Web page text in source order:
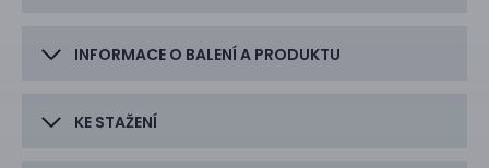
INFORMACE O BALENÍ A PRODUKTU
KE STAŽENÍ